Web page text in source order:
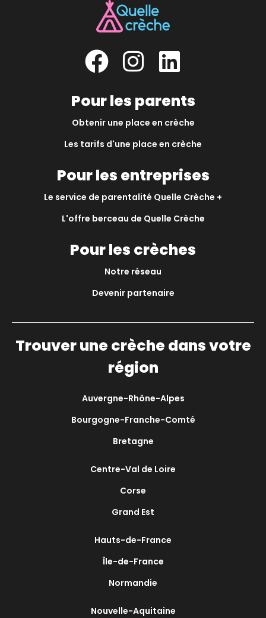
Pour les parents
Obtenir une place en crèche
Les tarifs d'une place en crèche
Pour les entreprises
Le service de parentalité Quelle Crèche +
L'offre berceau de Quelle Crèche
Pour les crèches
Notre réseau
Devenir partenaire
Trouver une crèche dans votre
région
Auvergne-Rhône-Alpes
Bourgogne-Franche-Comté
Bretagne
Centre-Val de Loire
Corse
Grand Est
Hauts-de-France
Île-de-France
Normandie
Nouvelle-Aquitaine